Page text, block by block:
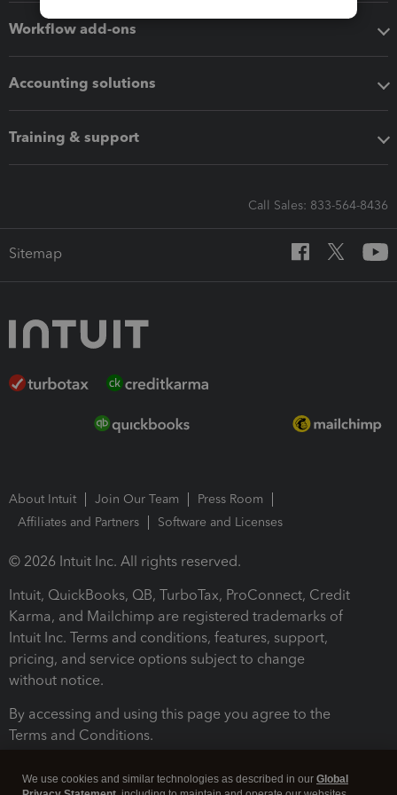
Workflow add-ons
Accounting solutions
Training & support
Call Sales: 833-564-8436
Sitemap
About Intuit Join Our Team
Press Room
Affiliates and Partners
Software and Licenses
© 2026 Intuit Inc. All rights reserved.
Intuit, QuickBooks, QB, TurboTax, ProConnect, Credit
Karma, and Mailchimp are registered trademarks of
Intuit Inc. Terms and conditions, features, support,
pricing, and service options subject to change
without notice.
By accessing and using this page you agree to the
Terms and Conditions.
We use cookies and similar technologies as described in our Global